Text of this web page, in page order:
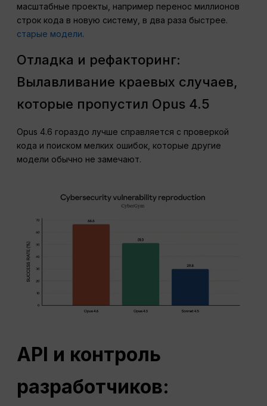
масштабные проекты, например перенос миллионов
строк кода в новую систему, в два раза быстрее.
старые модели.
Отладка и рефакторинг:
Вылавливание краевых случаев,
которые пропустил Opus 4.5
Opus 4.6 гораздо лучше справляется с проверкой
кода и поиском мелких ошибок, которые другие
модели обычно не замечают.
API и контроль
разработчиков: